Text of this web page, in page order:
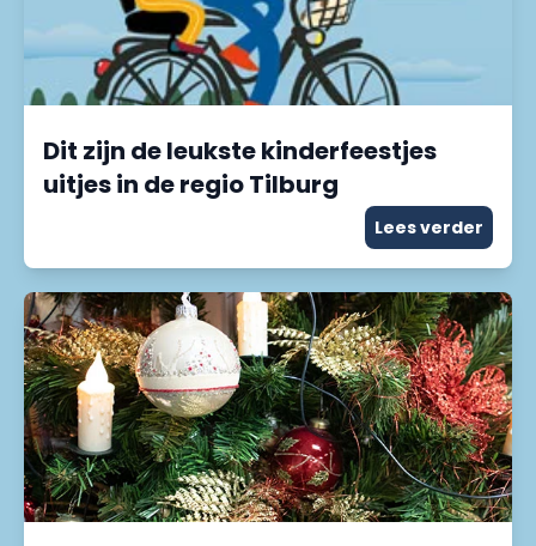
Dit zijn de leukste kinderfeestjes
uitjes in de regio Tilburg
Lees verder